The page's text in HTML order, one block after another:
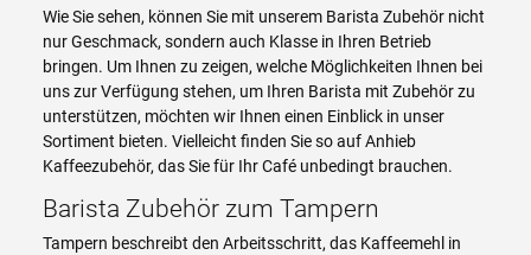
Wie Sie sehen, können Sie mit unserem Barista Zubehör nicht
nur Geschmack, sondern auch Klasse in Ihren Betrieb
bringen. Um Ihnen zu zeigen, welche Möglichkeiten Ihnen bei
uns zur Verfügung stehen, um Ihren Barista mit Zubehör zu
unterstützen, möchten wir Ihnen einen Einblick in unser
Sortiment bieten. Vielleicht finden Sie so auf Anhieb
Kaffeezubehör, das Sie für Ihr Café unbedingt brauchen.
Barista Zubehör zum Tampern
Tampern beschreibt den Arbeitsschritt, das Kaffeemehl in